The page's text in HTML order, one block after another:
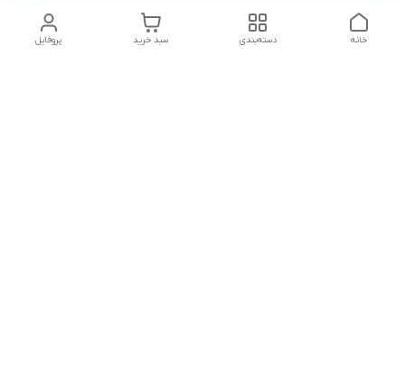
پروفایل سبد خرید دسته‌بندی خانه